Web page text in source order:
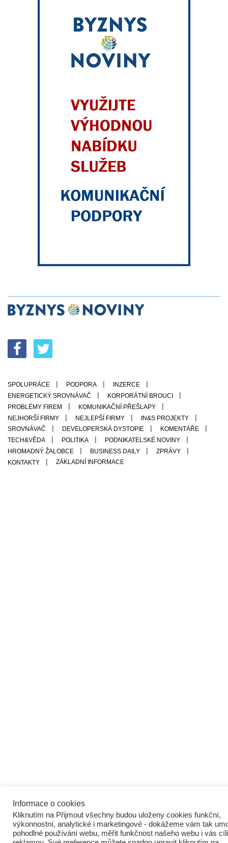
SPOLUPRÁCE PODPORA
INZERCE
ENERGETICKÝ SROVNÁVAČ
KORPORÁTNÍ BROUCI
PROBLÉMY FIREM
KOMUNIKAČNÍ PŘEŠLAPY
NEJHORŠÍ FIRMY
NEJLEPŠÍ FIRMY
IN&S PROJEKTY
SROVNÁVAČ
DEVELOPERSKÁ DYSTOPIE
KOMENTÁŘE
TECH&VĚDA
POLITIKA
PODNIKATELSKÉ NOVINY
HROMADNÝ ŽALOBCE
BUSINESS DAILY
ZPRÁVY
KONTAKTY
ZÁKLADNÍ INFORMACE
Informace o cookies
Kliknutím na Přijmout všechny budou uloženy cookies funkční,
výkonnostní, analytické i marketingové - dokážeme vám tak
pohodlné používání webu, měřit funkčnost našeho webu i vás